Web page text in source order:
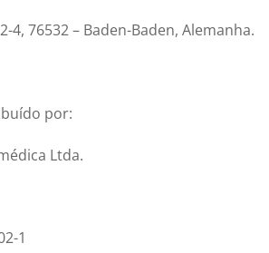
4, 76532 – Baden-Baden, Alemanha.
por:
Ltda.
1